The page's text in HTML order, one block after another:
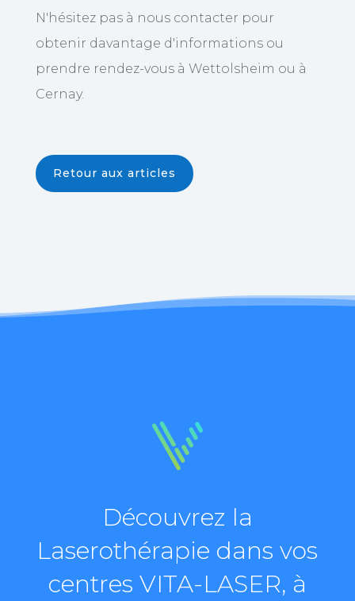
N'hésitez pas à nous contacter pour
obtenir davantage d'informations ou
prendre rendez-vous à Wettolsheim ou à
Cernay.
Retour aux articles
Découvrez la
Laserothérapie dans vos
centres VITA-LASER, à